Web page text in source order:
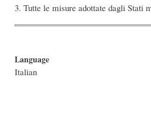
3. Tutte le misure adottate dagli Stati
Language
Italian